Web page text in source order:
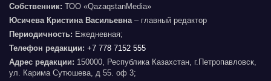
Собственник: ТОО «QazaqstanMedia»
Юсичева Кристина Васильевна – главный редактор
Периодичность: Ежедневная;
Телефон редакции: +7 778 7152 555
Адрес редакции: 150000, Республика Казахстан, г.Петропавловск,
ул. Карима Сутюшева, д 55. оф 3;